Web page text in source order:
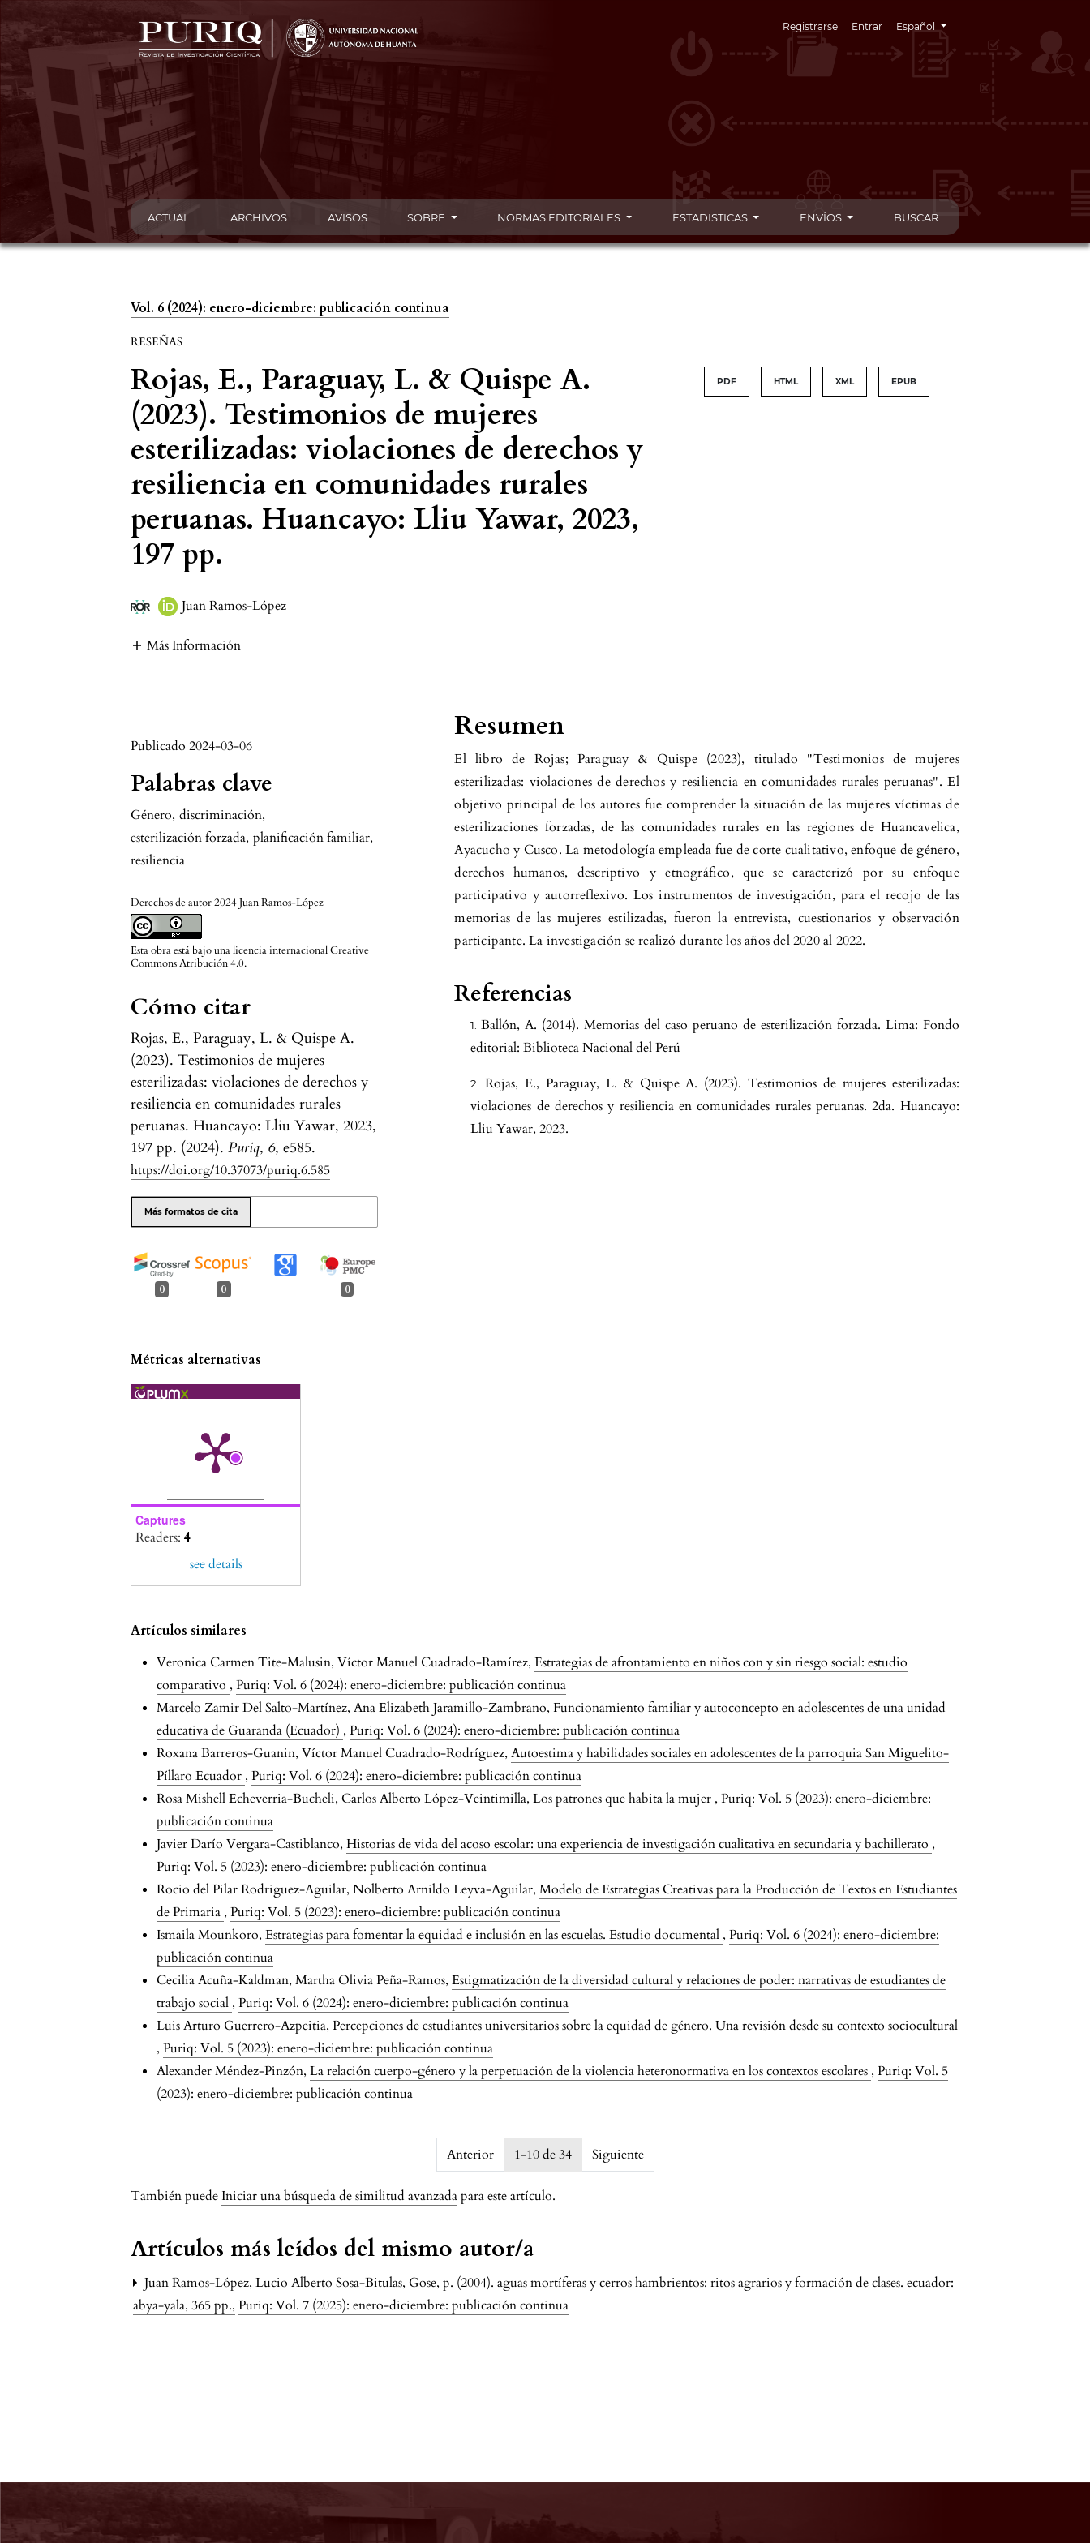
Registrarse Entrar Cambiar el idioma. El idioma actual es:
Español
ACTUAL ARCHIVOS AVISOS SOBRE NORMAS EDITORIALES ESTADISTICAS ENVÍOS BUSCAR
Vol. 6 (2024): enero-diciembre: publicación continua
RESEÑAS
Rojas, E., Paraguay, L. & Quispe A.
(2023). Testimonios de mujeres
esterilizadas: violaciones de derechos y
resiliencia en comunidades rurales
peruanas. Huancayo: Lliu Yawar, 2023,
197 pp.
PDF HTML XML EPUB
Juan Ramos-López
Más Información
Publicado 2024-03-06
Palabras clave
Género, discriminación,
esterilización forzada, planificación familiar,
resiliencia
Derechos de autor 2024 Juan Ramos-López
Esta obra está bajo una licencia internacionalCreative
Commons Atribución 4.0.
Cómo citar
Rojas, E., Paraguay, L. & Quispe A.
(2023). Testimonios de mujeres
esterilizadas: violaciones de derechos y
resiliencia en comunidades rurales
peruanas. Huancayo: Lliu Yawar, 2023,
197 pp. (2024).Puriq, 6, e585.
https://doi.org/10.37073/puriq.6.585
Más formatos de cita
0 0 0
Métricas alternativas
Captures
Readers:4
see details
Resumen
El libro de Rojas; Paraguay & Quispe (2023), titulado "Testimonios de mujeres
esterilizadas: violaciones de derechos y resiliencia en comunidades rurales peruanas". El
objetivo principal de los autores fue comprender la situación de las mujeres víctimas de
esterilizaciones forzadas, de las comunidades rurales en las regiones de Huancavelica,
Ayacucho y Cusco. La metodología empleada fue de corte cualitativo, enfoque de género,
derechos humanos, descriptivo y etnográfico, que se caracterizó por su enfoque
participativo y autorreflexivo. Los instrumentos de investigación, para el recojo de las
memorias de las mujeres estilizadas, fueron la entrevista, cuestionarios y observación
participante. La investigación se realizó durante los años del 2020 al 2022.
Referencias
Ballón, A. (2014). Memorias del caso peruano de esterilización forzada. Lima: Fondo
editorial: Biblioteca Nacional del Perú
Rojas, E., Paraguay, L. & Quispe A. (2023). Testimonios de mujeres esterilizadas:
violaciones de derechos y resiliencia en comunidades rurales peruanas. 2da. Huancayo:
Lliu Yawar, 2023.
Artículos similares
Veronica Carmen Tite-Malusin, Víctor Manuel Cuadrado-Ramírez,Estrategias de afrontamiento en niños con y sin riesgo social: estudio
comparativo ,Puriq: Vol. 6 (2024): enero-diciembre: publicación continua
Marcelo Zamir Del Salto-Martínez, Ana Elizabeth Jaramillo-Zambrano,Funcionamiento familiar y autoconcepto en adolescentes de una unidad
educativa de Guaranda (Ecuador) ,Puriq: Vol. 6 (2024): enero-diciembre: publicación continua
Roxana Barreros-Guanin, Víctor Manuel Cuadrado-Rodríguez,Autoestima y habilidades sociales en adolescentes de la parroquia San Miguelito-
Píllaro Ecuador ,Puriq: Vol. 6 (2024): enero-diciembre: publicación continua
Rosa Mishell Echeverria-Bucheli, Carlos Alberto López-Veintimilla,Los patrones que habita la mujer ,Puriq: Vol. 5 (2023): enero-diciembre:
publicación continua
Javier Darío Vergara-Castiblanco,Historias de vida del acoso escolar: una experiencia de investigación cualitativa en secundaria y bachillerato ,
Puriq: Vol. 5 (2023): enero-diciembre: publicación continua
Rocio del Pilar Rodriguez-Aguilar, Nolberto Arnildo Leyva-Aguilar,Modelo de Estrategias Creativas para la Producción de Textos en Estudiantes
de Primaria ,Puriq: Vol. 5 (2023): enero-diciembre: publicación continua
Ismaila Mounkoro,Estrategias para fomentar la equidad e inclusión en las escuelas. Estudio documental ,Puriq: Vol. 6 (2024): enero-diciembre:
publicación continua
Cecilia Acuña-Kaldman, Martha Olivia Peña-Ramos,Estigmatización de la diversidad cultural y relaciones de poder: narrativas de estudiantes de
trabajo social ,Puriq: Vol. 6 (2024): enero-diciembre: publicación continua
Luis Arturo Guerrero-Azpeitia,Percepciones de estudiantes universitarios sobre la equidad de género. Una revisión desde su contexto sociocultural
,Puriq: Vol. 5 (2023): enero-diciembre: publicación continua
Alexander Méndez-Pinzón,La relación cuerpo-género y la perpetuación de la violencia heteronormativa en los contextos escolares ,Puriq: Vol. 5
(2023): enero-diciembre: publicación continua
issue.pagination6a768ebf71540
Anterior 1-10 de 34 Siguiente
También puede Iniciar una búsqueda de similitud avanzadapara este artículo.
Artículos más leídos del mismo autor/a
Juan Ramos-López, Lucio Alberto Sosa-Bitulas, Gose, p. (2004). aguas mortíferas y cerros hambrientos: ritos agrarios y formación de clases. ecuador:
abya-yala, 365 pp.,Puriq: Vol. 7 (2025): enero-diciembre: publicación continua